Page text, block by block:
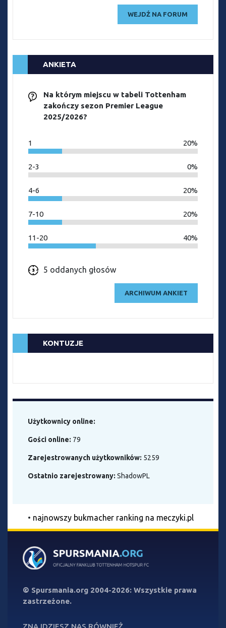
WEJDŹ NA FORUM
ANKIETA
Na którym miejscu w tabeli Tottenham
zakończy sezon Premier League
2025/2026?
1 20%
2-3 0%
4-6 20%
7-10 20%
11-20 40%
5 oddanych głosów
ARCHIWUM ANKIET
KONTUZJE
Użytkownicy online:
Gości online: 79
Zarejestrowanych użytkowników: 5259
Ostatnio zarejestrowany: ShadowPL
• najnowszy bukmacher ranking na meczyki.pl
© Spursmania.org 2004-2026: Wszystkie prawa
zastrzeżone.
ZNAJDZIESZ NAS RÓWNIEŻ